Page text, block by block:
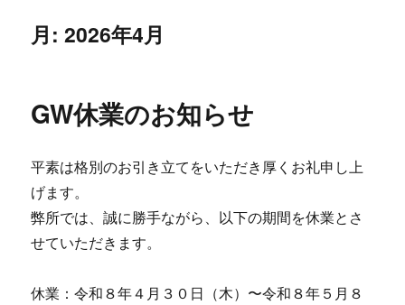
月:2026年4月
GW休業のお知らせ
平素は格別のお引き立てをいただき厚くお礼申し上
げます。
弊所では、誠に勝手ながら、以下の期間を休業とさ
せていただきます。
休業：令和８年４月３０日（木）〜令和８年５月８